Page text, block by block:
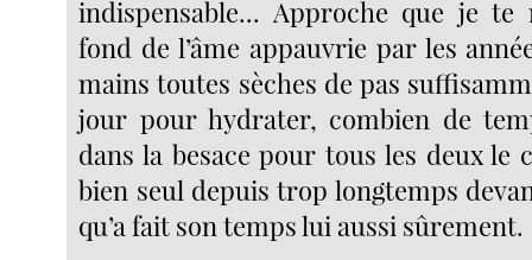
indispensable... Approche que je
fond de l’âme appauvrie par les
mains toutes sèches de pas
jour pour hydrater, combien de
dans la besace pour tous les deux le
bien seul depuis trop longtemps
qu’a fait son temps lui aussi sûrement.